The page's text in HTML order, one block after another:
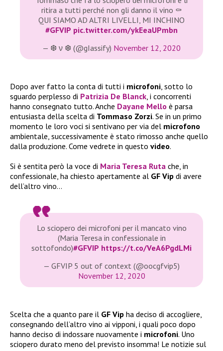
ritira a tutti perché non gli danno il vino ⚰️
QUI SIAMO AD ALTRI LIVELLI, MI INCHINO
#GFVIP pic.twitter.com/ykEeaUPmbn
— ❆ ν ❆ (@gIassify) November 12, 2020
Dopo aver fatto la conta di tutti i microfoni, sotto lo
sguardo perplesso di Patrizia De Blanck, i concorrenti
hanno consegnato tutto. Anche Dayane Mello è parsa
entusiasta della scelta di Tommaso Zorzi. Se in un primo
momento le loro voci si sentivano per via del microfono
ambientale, successivamente è stato rimosso anche quello
dalla produzione. Come vedrete in questo video.
Si è sentita però la voce di Maria Teresa Ruta che, in
confessionale, ha chiesto apertamente al GF Vip di avere
dell’altro vino…
Lo sciopero dei microfoni per il mancato vino
(Maria Teresa in confessionale in
sottofondo)#GFVIP https://t.co/VeA6PgdLMi
— GFVIP 5 out of context (@oocgfvip5)
November 12, 2020
Scelta che a quanto pare il GF Vip ha deciso di accogliere,
consegnando dell’altro vino ai vipponi, i quali poco dopo
hanno deciso di indossare nuovamente i microfoni. Uno
sciopero durato meno del previsto insomma! Le notizie sul